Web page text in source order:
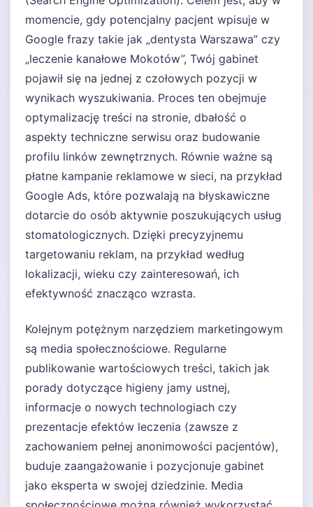
momencie, gdy potencjalny pacjent wpisuje w
Google frazy takie jak „dentysta Warszawa” czy
„leczenie kanałowe Mokotów”, Twój gabinet
pojawił się na jednej z czołowych pozycji w
wynikach wyszukiwania. Proces ten obejmuje
optymalizację treści na stronie, dbałość o
aspekty techniczne serwisu oraz budowanie
profilu linków zewnętrznych. Równie ważne są
płatne kampanie reklamowe w sieci, na przykład
Google Ads, które pozwalają na błyskawiczne
dotarcie do osób aktywnie poszukujących usług
stomatologicznych. Dzięki precyzyjnemu
targetowaniu reklam, na przykład według
lokalizacji, wieku czy zainteresowań, ich
efektywność znacząco wzrasta.
Kolejnym potężnym narzędziem marketingowym
są media społecznościowe. Regularne
publikowanie wartościowych treści, takich jak
porady dotyczące higieny jamy ustnej,
informacje o nowych technologiach czy
prezentacje efektów leczenia (zawsze z
zachowaniem pełnej anonimowości pacjentów),
buduje zaangażowanie i pozycjonuje gabinet
jako eksperta w swojej dziedzinie. Media